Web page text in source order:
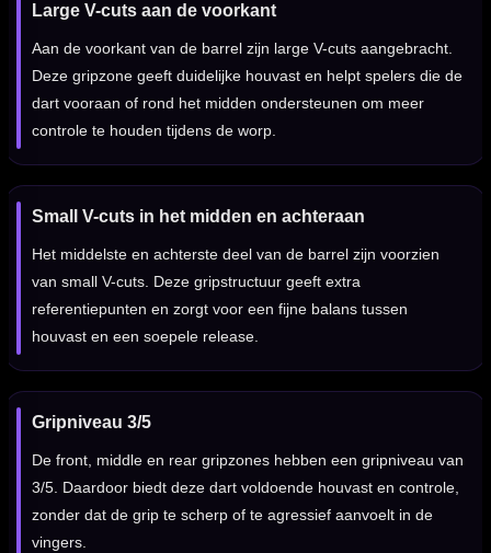
Large V-cuts aan de voorkant
Aan de voorkant van de barrel zijn large V-cuts aangebracht.
Deze gripzone geeft duidelijke houvast en helpt spelers die de
dart vooraan of rond het midden ondersteunen om meer
controle te houden tijdens de worp.
Small V-cuts in het midden en achteraan
Het middelste en achterste deel van de barrel zijn voorzien
van small V-cuts. Deze gripstructuur geeft extra
referentiepunten en zorgt voor een fijne balans tussen
houvast en een soepele release.
Gripniveau 3/5
De front, middle en rear gripzones hebben een gripniveau van
3/5. Daardoor biedt deze dart voldoende houvast en controle,
zonder dat de grip te scherp of te agressief aanvoelt in de
vingers.